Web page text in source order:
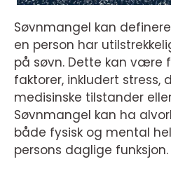
Søvnmangel kan
en person har
på søvn. Dette kan være
faktorer, inkludert stress,
medisinske tilstander
Søvnmangel kan ha
både fysisk og mental
persons daglige funksjon.